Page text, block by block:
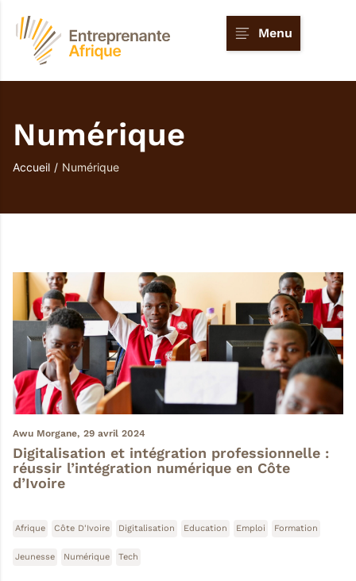
Menu
Numérique
Accueil / Numérique
Awu Morgane, 29 avril 2024
Digitalisation et intégration professionnelle :
réussir l’intégration numérique en Côte
d’Ivoire
Afrique Côte D'Ivoire Digitalisation Education Emploi Formation
Jeunesse Numérique Tech